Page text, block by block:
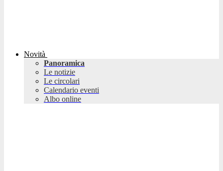
Novità
Panoramica
Le notizie
Le circolari
Calendario eventi
Albo online